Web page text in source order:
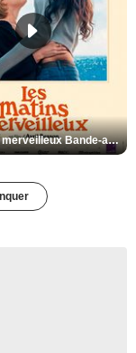
Les Matins merveilleux Bande-annonce VF